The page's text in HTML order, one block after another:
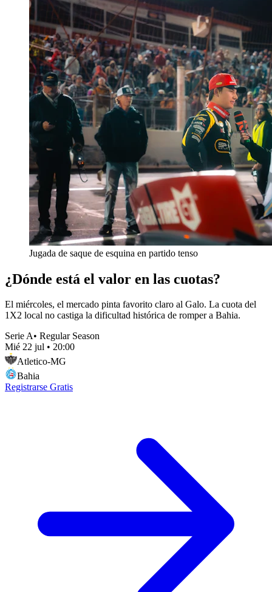
Jugada de saque de esquina en partido tenso
¿Dónde está el valor en las cuotas?
El miércoles, el mercado pinta favorito claro al Galo. La cuota del
1X2 local no castiga la dificultad histórica de romper a Bahia.
Serie A• Regular Season
Mié 22 jul • 20:00
Atletico-MG
Bahia
Registrarse Gratis